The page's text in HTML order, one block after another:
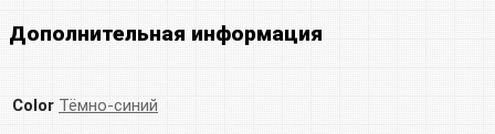
Дополнительная информация
Color Тёмно-синий